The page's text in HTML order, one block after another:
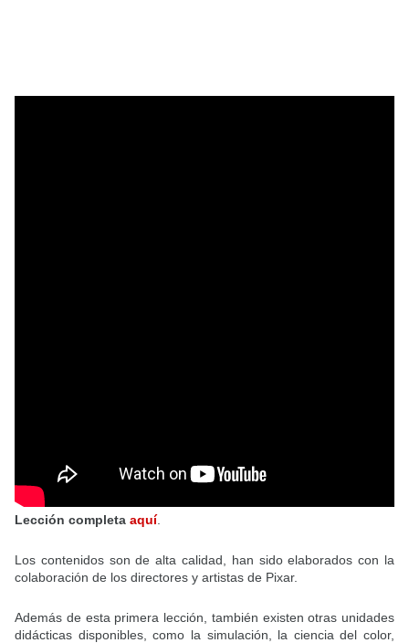
Lección completa aquí.
Los contenidos son de alta calidad, han sido elaborados con la
colaboración de los directores y artistas de Pixar.
Además de esta primera lección, también existen otras unidades
didácticas disponibles, como la simulación, la ciencia del color,